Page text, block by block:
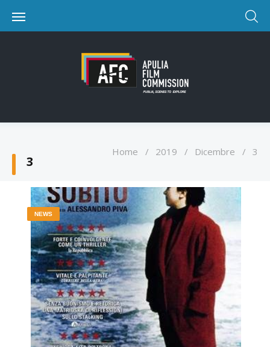
3
Home / 2019 / Dicembre / 3
NEWS